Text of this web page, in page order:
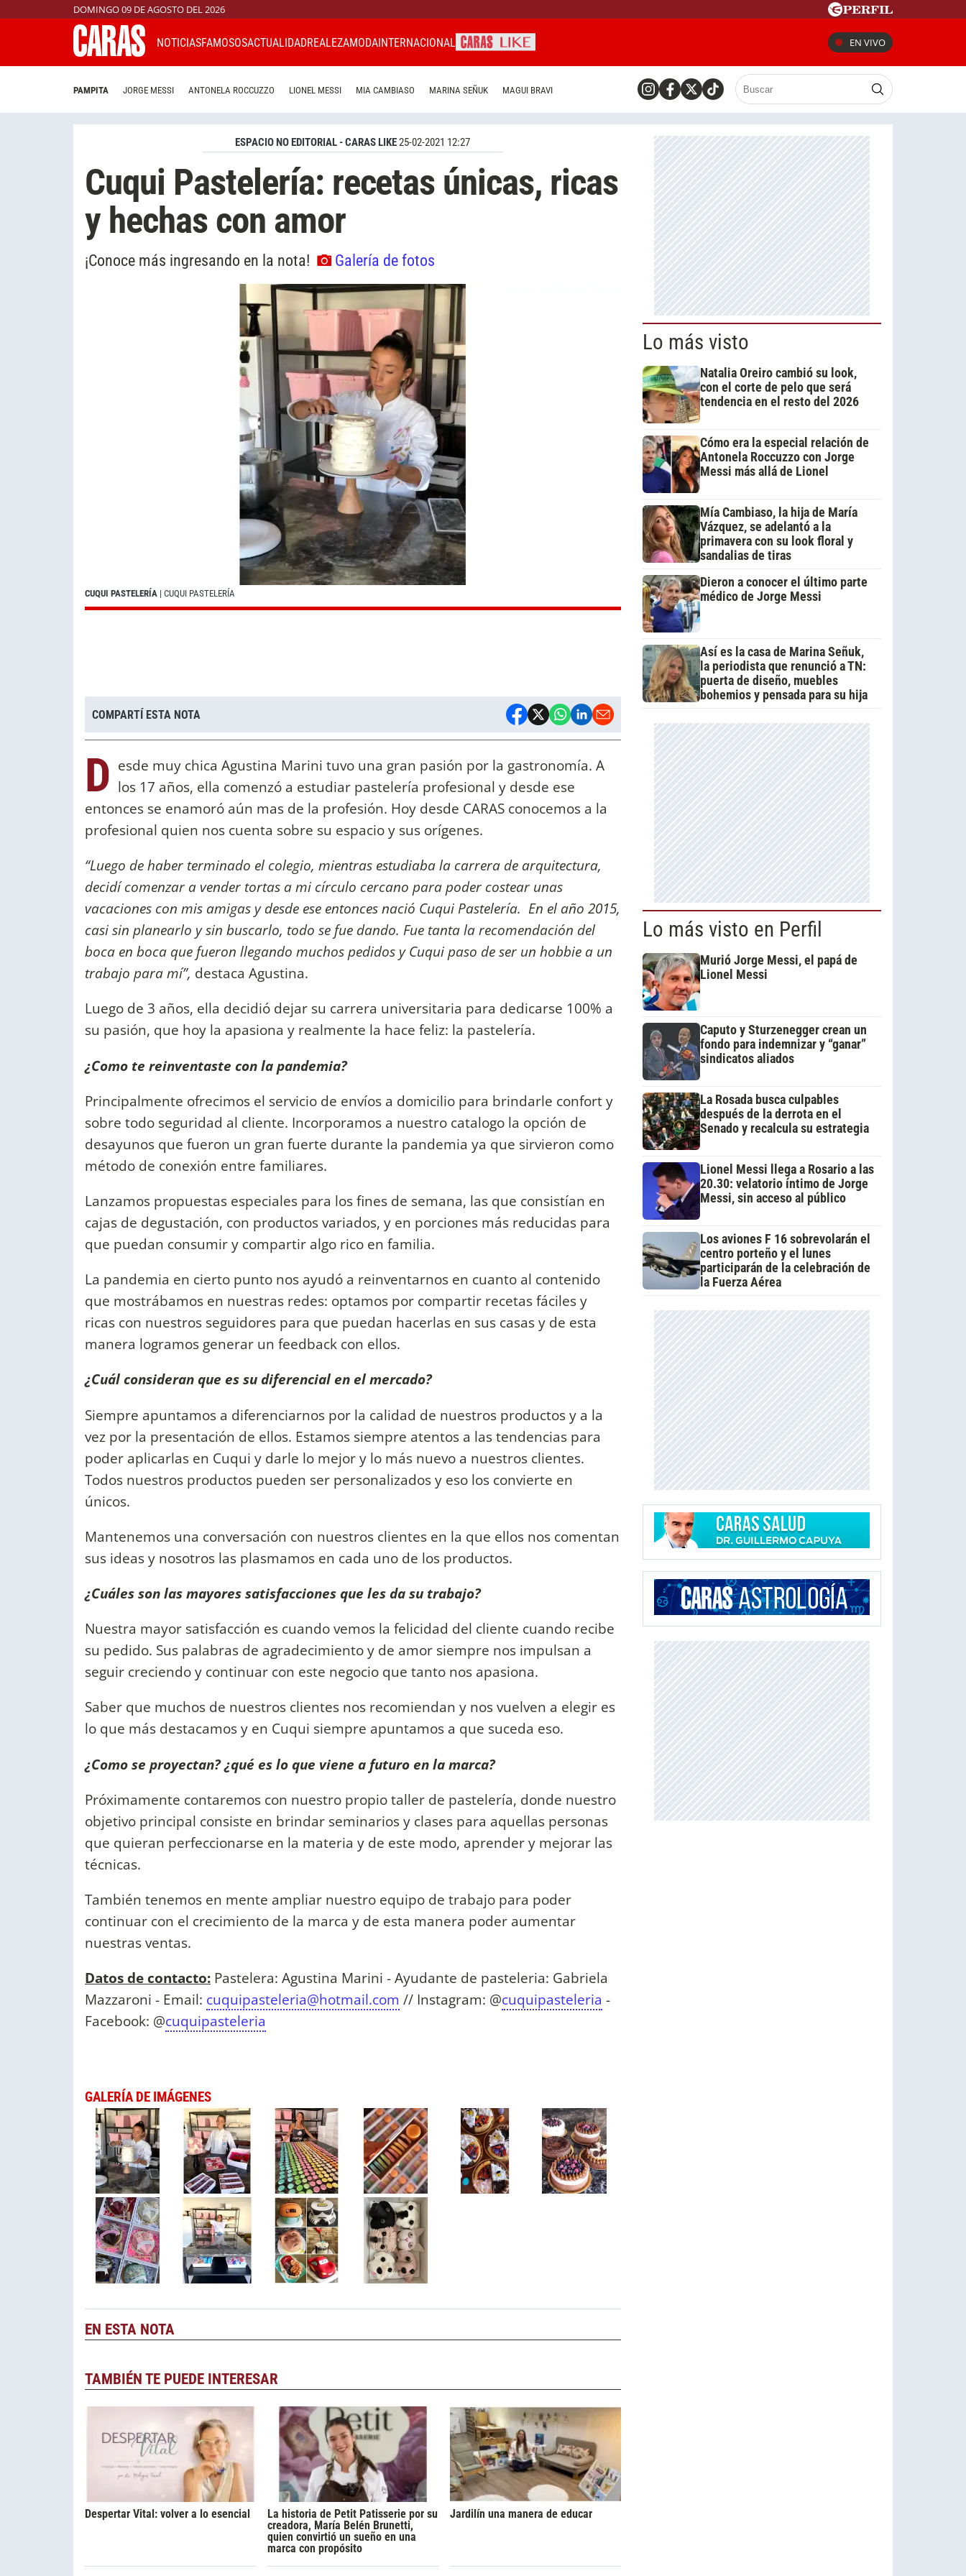
DOMINGO 09 DE AGOSTO DEL 2026
NOTICIASFAMOSOSACTUALIDADREALEZAMODAINTERNACIONAL EN VIVO
PAMPITA JORGE MESSI ANTONELA ROCCUZZO LIONEL MESSI MIA CAMBIASO MARINA SEÑUK MAGUI BRAVI
ESPACIO NO EDITORIAL - CARAS LIKE25-02-2021 12:27
Cuqui Pastelería: recetas únicas, ricas
y hechas con amor
¡Conoce más ingresando en la nota! Galería de fotos
CUQUI PASTELERÍA | CUQUI PASTELERÍA
COMPARTÍ ESTA NOTA
D esde muy chica Agustina Marini tuvo una gran pasión por la gastronomía. A
los 17 años, ella comenzó a estudiar pastelería profesional y desde ese
entonces se enamoró aún mas de la profesión. Hoy desde CARAS conocemos a la
profesional quien nos cuenta sobre su espacio y sus orígenes.
“Luego de haber terminado el colegio, mientras estudiaba la carrera de arquitectura,
decidí comenzar a vender tortas a mi círculo cercano para poder costear unas
vacaciones con mis amigas y desde ese entonces nació Cuqui Pastelería. En el año 2015,
casi sin planearlo y sin buscarlo, todo se fue dando. Fue tanta la recomendación del
boca en boca que fueron llegando muchos pedidos y Cuqui paso de ser un hobbie a un
trabajo para mí”, destaca Agustina.
Luego de 3 años, ella decidió dejar su carrera universitaria para dedicarse 100% a
su pasión, que hoy la apasiona y realmente la hace feliz: la pastelería.
¿Como te reinventaste con la pandemia?
Principalmente ofrecimos el servicio de envíos a domicilio para brindarle confort y
sobre todo seguridad al cliente. Incorporamos a nuestro catalogo la opción de
desayunos que fueron un gran fuerte durante la pandemia ya que sirvieron como
método de conexión entre familiares.
Lanzamos propuestas especiales para los fines de semana, las que consistían en
cajas de degustación, con productos variados, y en porciones más reducidas para
que puedan consumir y compartir algo rico en familia.
La pandemia en cierto punto nos ayudó a reinventarnos en cuanto al contenido
que mostrábamos en nuestras redes: optamos por compartir recetas fáciles y
ricas con nuestros seguidores para que puedan hacerlas en sus casas y de esta
manera logramos generar un feedback con ellos.
¿Cuál consideran que es su diferencial en el mercado?
Siempre apuntamos a diferenciarnos por la calidad de nuestros productos y a la
vez por la presentación de ellos. Estamos siempre atentos a las tendencias para
poder aplicarlas en Cuqui y darle lo mejor y lo más nuevo a nuestros clientes.
Todos nuestros productos pueden ser personalizados y eso los convierte en
únicos.
Mantenemos una conversación con nuestros clientes en la que ellos nos comentan
sus ideas y nosotros las plasmamos en cada uno de los productos.
¿Cuáles son las mayores satisfacciones que les da su trabajo?
Nuestra mayor satisfacción es cuando vemos la felicidad del cliente cuando recibe
su pedido. Sus palabras de agradecimiento y de amor siempre nos impulsan a
seguir creciendo y continuar con este negocio que tanto nos apasiona.
Saber que muchos de nuestros clientes nos recomiendan y nos vuelven a elegir es
lo que más destacamos y en Cuqui siempre apuntamos a que suceda eso.
¿Como se proyectan? ¿qué es lo que viene a futuro en la marca?
Próximamente contaremos con nuestro propio taller de pastelería, donde nuestro
objetivo principal consiste en brindar seminarios y clases para aquellas personas
que quieran perfeccionarse en la materia y de este modo, aprender y mejorar las
técnicas.
También tenemos en mente ampliar nuestro equipo de trabajo para poder
continuar con el crecimiento de la marca y de esta manera poder aumentar
nuestras ventas.
Datos de contacto: Pastelera: Agustina Marini - Ayudante de pasteleria: Gabriela
Mazzaroni - Email: cuquipasteleria@hotmail.com // Instagram: @cuquipasteleria -
Facebook: @cuquipasteleria
GALERÍA DE IMÁGENES
EN ESTA NOTA
TAMBIÉN TE PUEDE INTERESAR
Despertar Vital: volver a lo esencial
La historia de Petit Patisserie por su
creadora, María Belén Brunetti,
quien convirtió un sueño en una
marca con propósito
Jardilín una manera de educar
Lo más visto
Natalia Oreiro cambió su look,
con el corte de pelo que será
tendencia en el resto del 2026
Cómo era la especial relación de
Antonela Roccuzzo con Jorge
Messi más allá de Lionel
Mía Cambiaso, la hija de María
Vázquez, se adelantó a la
primavera con su look floral y
sandalias de tiras
Dieron a conocer el último parte
médico de Jorge Messi
Así es la casa de Marina Señuk,
la periodista que renunció a TN:
puerta de diseño, muebles
bohemios y pensada para su hija
Lo más visto en Perfil
Murió Jorge Messi, el papá de
Lionel Messi
Caputo y Sturzenegger crean un
fondo para indemnizar y “ganar”
sindicatos aliados
La Rosada busca culpables
después de la derrota en el
Senado y recalcula su estrategia
Lionel Messi llega a Rosario a las
20.30: velatorio íntimo de Jorge
Messi, sin acceso al público
Los aviones F 16 sobrevolarán el
centro porteño y el lunes
participarán de la celebración de
la Fuerza Aérea